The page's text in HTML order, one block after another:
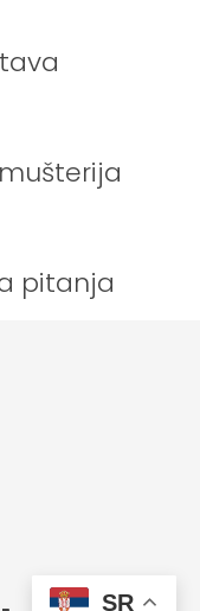
pitanja
SR